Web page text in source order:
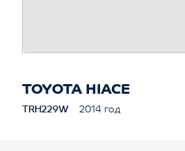
TOYOTA HIACE
TRH229W 2014 год